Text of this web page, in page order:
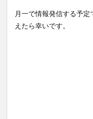
月一で情報発信する予
えたら幸いです。